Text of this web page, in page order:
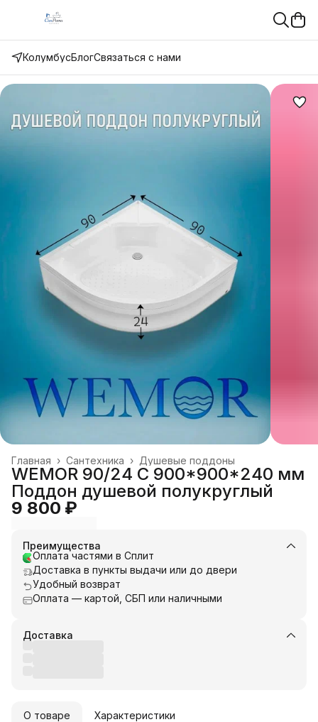
КолумбусБлогСвязаться с нами
Душевые поддоны
Сантехника ›
Главная ›
WEMOR 90/24 C 900*900*240 мм
Поддон душевой полукруглый
9 800 ₽
Преимущества
Оплата частями в Сплит
Доставка в пункты выдачи или до двери
Удобный возврат
Оплата — картой, СБП или наличными
Доставка
О товаре Характеристики